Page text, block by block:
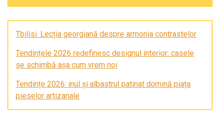
Tbilisi. Lecția georgiană despre armonia contrastelor
Tendințele 2026 redefinesc designul interior: casele
se schimbă așa cum vrem noi
Tendințe 2026: inul și albastrul patinat domină piața
pieselor artizanale